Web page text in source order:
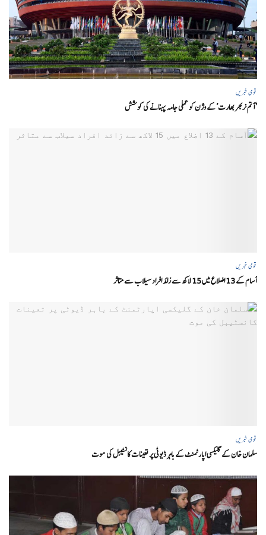
قومی خبریں
‘ آتم نربھر بھارت’ کے وژن کو عملی جامہ پہنانے کی کوشش
قومی خبریں
آسام کے 13 اضلاع میں 15 لاکھ سے زائد افراد سیلاب سے متاثر
قومی خبریں
سلمان خان کے گلیکسی اپارٹمنٹ کے باہر ڈیوٹی پر تعینات کانسٹیبل کی موت